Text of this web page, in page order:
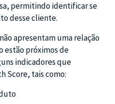
permitindo identificar se
desse cliente.
apresentam uma relação
estão próximos de
indicadores que
Score, tais como: